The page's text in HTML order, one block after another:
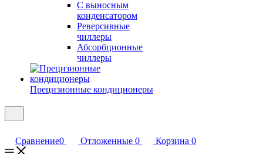
С выносным
конденсатором
Реверсивные
чиллеры
Абсорбционные
чиллеры
Прецизионные кондиционеры
Сравнение0 Отложенные 0 Корзина 0